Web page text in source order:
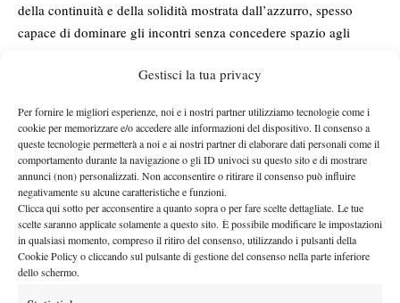
Gestisci la tua privacy
Per fornire le migliori esperienze, noi e i nostri partner utilizziamo tecnologie come i
cookie per memorizzare e/o accedere alle informazioni del dispositivo. Il consenso a
queste tecnologie permetterà a noi e ai nostri partner di elaborare dati personali come il
comportamento durante la navigazione o gli ID univoci su questo sito e di mostrare
annunci (non) personalizzati. Non acconsentire o ritirare il consenso può influire
negativamente su alcune caratteristiche e funzioni.
Clicca qui sotto per acconsentire a quanto sopra o per fare scelte dettagliate. Le tue
scelte saranno applicate solamente a questo sito. È possibile modificare le impostazioni
in qualsiasi momento, compreso il ritiro del consenso, utilizzando i pulsanti della
Cookie Policy o cliccando sul pulsante di gestione del consenso nella parte inferiore
dello schermo.
della continuità e della solidità mostrata dall’azzurro, spesso
capace di dominare gli incontri senza concedere spazio agli
Djokovic meglio contro i Top 10
Djokovic, però, può vantare successi di peso specifico superiore
contro l’élite assoluta del circuito. Durante la sua serie positiva, il
serbo ha battuto quattro volte il numero uno del mondo,
mentre Sinner si è fermato a una vittoria contro il leader del
ranking ATP. Anche il bilancio contro i top 10 premia Djokovic,
avanti 12 a 9.
Il livello medio degli avversari